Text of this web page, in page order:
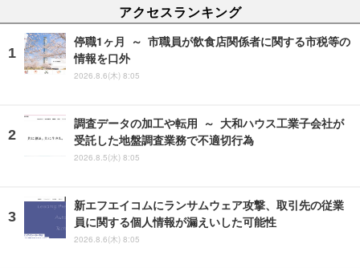
アクセスランキング
停職1ヶ月 ～ 市職員が飲食店関係者に関する市税等の
情報を口外
2026.8.6(木) 8:05
調査データの加工や転用 ～ 大和ハウス工業子会社が
受託した地盤調査業務で不適切行為
2026.8.5(水) 8:05
新エフエイコムにランサムウェア攻撃、取引先の従業
員に関する個人情報が漏えいした可能性
2026.8.6(木) 8:05